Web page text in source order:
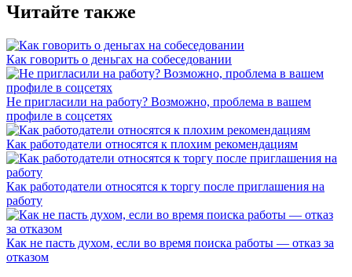
Читайте также
Как говорить о деньгах на собеседовании
Не пригласили на работу? Возможно, проблема в вашем
профиле в соцсетях
Как работодатели относятся к плохим рекомендациям
Как работодатели относятся к торгу после приглашения на
работу
Как не пасть духом, если во время поиска работы — отказ за
отказом